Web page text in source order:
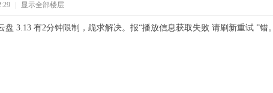
显示全部楼层
盘 3.13 有2分钟限制，跪求解决。报“播放信息获取失败 请刷新重试 ”错。